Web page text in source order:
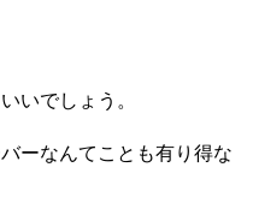
いでしょう。
ーなんてことも有り得な